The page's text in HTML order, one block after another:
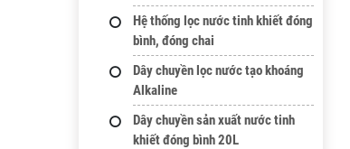
Hệ thống lọc nước tinh khiết đóng
bình, đóng chai
Dây chuyền lọc nước tạo khoáng
Alkaline
Dây chuyền sản xuất nước tinh
khiết đóng bình 20L